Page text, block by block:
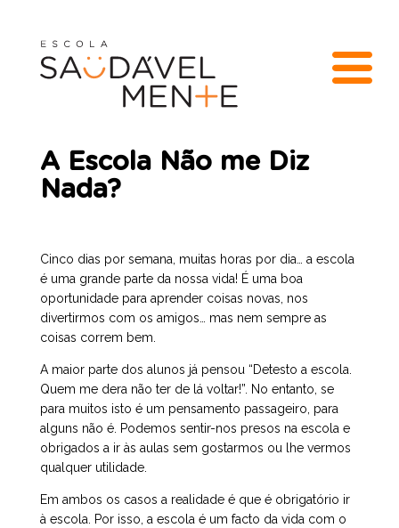
A Escola Não me Diz
Nada?
Cinco dias por semana, muitas horas por dia… a escola
é uma grande parte da nossa vida! É uma boa
oportunidade para aprender coisas novas, nos
divertirmos com os amigos… mas nem sempre as
coisas correm bem.
A maior parte dos alunos já pensou “Detesto a escola.
Quem me dera não ter de lá voltar!”. No entanto, se
para muitos isto é um pensamento passageiro, para
alguns não é. Podemos sentir-nos presos na escola e
obrigados a ir às aulas sem gostarmos ou lhe vermos
qualquer utilidade.
Em ambos os casos a realidade é que é obrigatório ir
à escola. Por isso, a escola é um facto da vida com o